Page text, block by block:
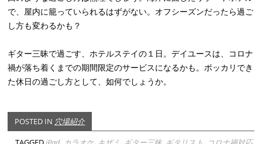
で、屋内に籠っていられるはずがない。オフシーズンだったら過ご
し方も変わるかも？
ギター三昧で過ごす、ホテルステイの１日。デイユースは、コロナ
禍が落ち着くまでの期間限定のサービスになるかも。ポッカリでき
た休日の過ごし方として、如何でしょうか。
POSTED IN 穴場紹介